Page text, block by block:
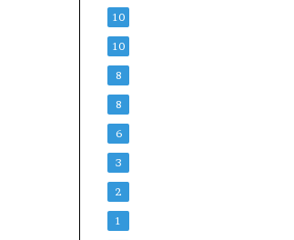
10
10
8
8
6
3
2
1